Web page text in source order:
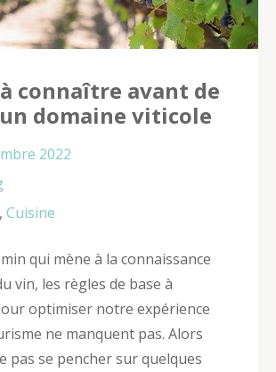
connaître avant de
domaine viticole
2022
, Cuisine
qui mène à la connaissance
vin, les règles de base à
optimiser notre expérience
ne manquent pas. Alors
pas se pencher sur quelques